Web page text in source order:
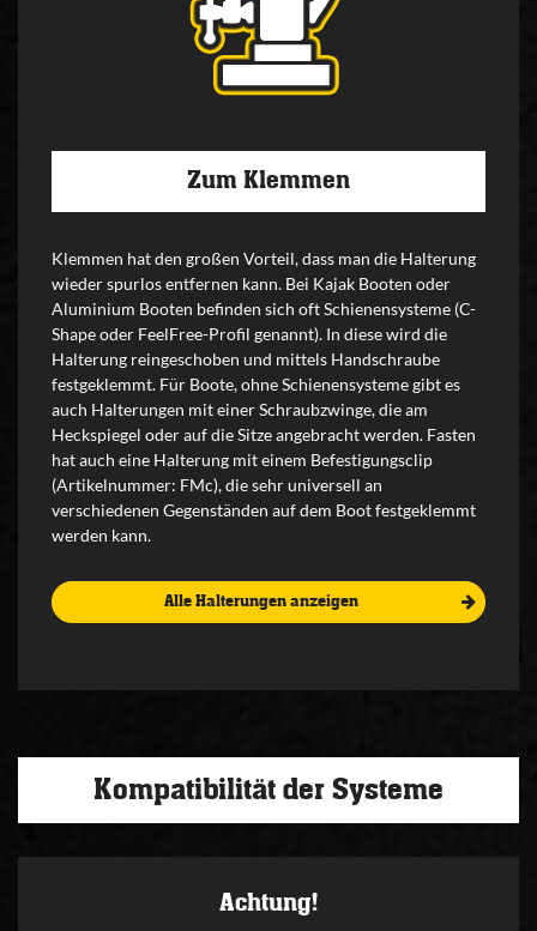
Zum Klemmen
Klemmen hat den großen Vorteil, dass man die Halterung
wieder spurlos entfernen kann. Bei Kajak Booten oder
Aluminium Booten befinden sich oft Schienensysteme (C-
Shape oder FeelFree-Profil genannt). In diese wird die
Halterung reingeschoben und mittels Handschraube
festgeklemmt. Für Boote, ohne Schienensysteme gibt es
auch Halterungen mit einer Schraubzwinge, die am
Heckspiegel oder auf die Sitze angebracht werden. Fasten
hat auch eine Halterung mit einem Befestigungsclip
(Artikelnummer: FMc), die sehr universell an
verschiedenen Gegenständen auf dem Boot festgeklemmt
werden kann.
Alle Halterungen anzeigen
Kompatibilität der Systeme
Achtung!